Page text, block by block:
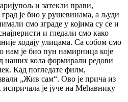
и затекли прави,
је био у рушевинама, а људи
смо зграде у којима су се и
и гледали смо како
ходају улицама. Са собом смо
нам је био пун намирница које
наших кола формирали редови
Кад погледате филм,
„Жив сам“. Ово је прича из
је јуче на Мећавнику